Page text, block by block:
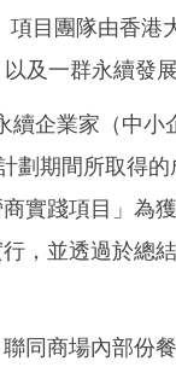
目團隊由香港
及一群永續發展
續企業家（中小
期間所取得
實踐項目」為
，並透過於總
同商場內部份